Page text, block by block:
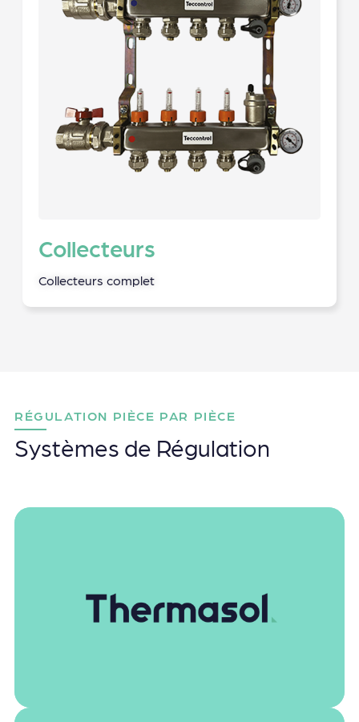
Collecteurs
Collecteurs complet
RÉGULATION PIÈCE PAR PIÈCE
Systèmes de Régulation